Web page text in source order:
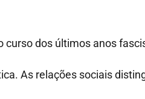
curso dos últimos anos
As relações sociais